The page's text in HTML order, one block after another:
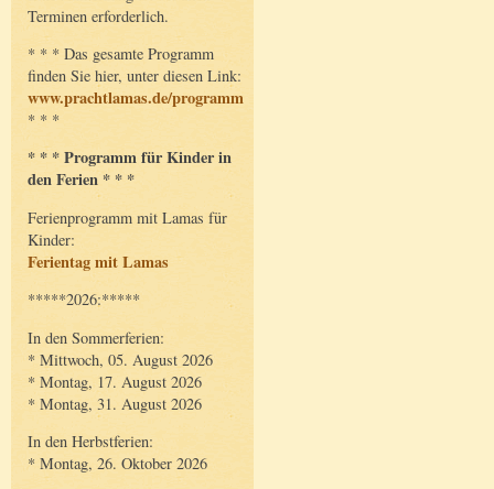
Terminen erforderlich.
* * * Das gesamte Programm
finden Sie hier, unter diesen Link:
www.prachtlamas.de/programm
* * *
* * * Programm für Kinder in
den Ferien * * *
Ferienprogramm mit Lamas für
Kinder:
Ferientag mit Lamas
*****2026:*****
In den Sommerferien:
* Mittwoch, 05. August 2026
* Montag, 17. August 2026
* Montag, 31. August 2026
In den Herbstferien:
* Montag, 26. Oktober 2026